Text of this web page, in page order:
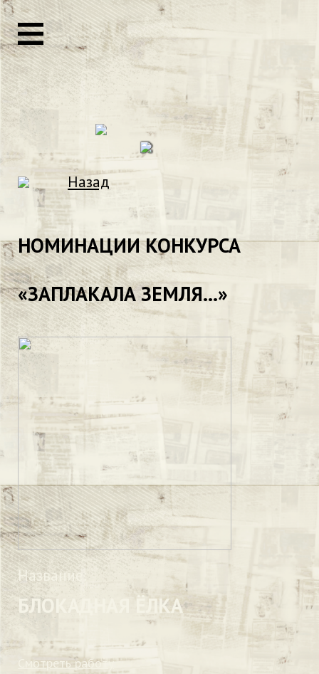
Назад
НОМИНАЦИИ КОНКУРСА
«ЗАПЛАКАЛА ЗЕМЛЯ...»
Название:
БЛОКАДНАЯ ЁЛКА
Смотреть работу